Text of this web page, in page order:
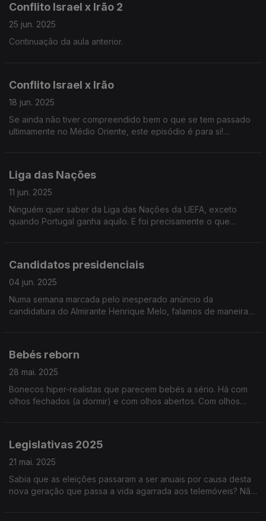
Conflito Israel x Irão 2
25 jun. 2025
Continuação da aula anterior.
Conflito Israel x Irão
18 jun. 2025
Se ainda não tiver compreendido bem o que se tem passado
ultimamente no Médio Oriente, este episódio é para si!
Liga das Nações
11 jun. 2025
Ninguém quer saber da Liga das Nações da UEFA, exceto
quando Portugal ganha aquilo. E foi precisamente o que
Candidatos presidenciais
04 jun. 2025
Numa semana marcada pelo inesperado anúncio da
candidatura do Almirante Henrique Melo, falamos de maneiras
Bebés reborn
28 mai. 2025
Bonecos hiper-realistas que parecem bebés a sério. Há com
olhos fechados (a dormir) e com olhos abertos. Com olhos
Legislativas 2025
21 mai. 2025
Sabia que as eleições passaram a ser anuais por causa desta
nova geração que passa a vida agarrada aos telemóveis? Não